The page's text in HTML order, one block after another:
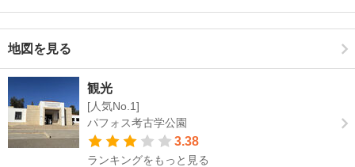
地図を見る
観光
[人気No.1]
パフォス考古学公園
3.38
ランキングをもっと見る